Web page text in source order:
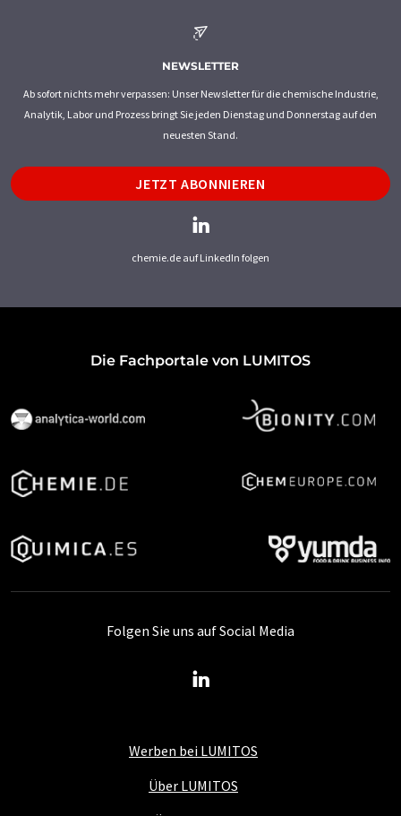
NEWSLETTER
Ab sofort nichts mehr verpassen: Unser Newsletter für die chemische Industrie,
Analytik, Labor und Prozess bringt Sie jeden Dienstag und Donnerstag auf den
neuesten Stand.
JETZT ABONNIEREN
chemie.de auf LinkedIn folgen
Die Fachportale von LUMITOS
Werben bei LUMITOS
Über LUMITOS
Folgen Sie uns auf Social Media